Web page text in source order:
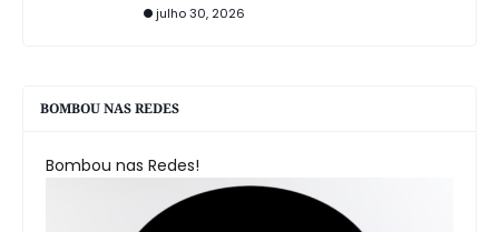
julho 30, 2026
BOMBOU NAS REDES
Bombou nas Redes!